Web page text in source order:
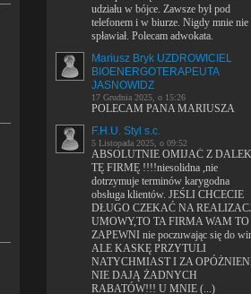
udziału w bójce. Zawsze był pod
telefonem i w biurze. Nigdy mnie nie
spławiał. Polecam adwokata.
Mariusz Bryk UZDROWICIEL
BIOENERGOTERAPEUTA
JASNOWIDZ
17 Grudnia 2025, o 15:26
POLECAM PANA MARIUSZA
F.H.U. Styl s.c.
5 Listopada 2025, o 09:52
ABSOLUTNIE OMIJAĆ Z
TĘ FIRMĘ !!!!niesolidna ,nie
dotrzymuje terminów karygodna
obsługa klientów. JEŚLI CHCECIE
DŁUGO CZEKAĆ NA
UMOWY,TO TA FIRMA WAM TO
ZAPEWNI nie poczuwając się do
ALE KASKĘ PRZYTULI
NATYCHMIAST I ZA
NIE DAJĄ ŻADNYCH
RABATÓW!!! U MNIE (...)